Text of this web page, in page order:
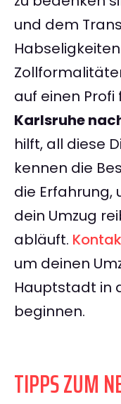
und dem
auf einen Profi
Karlsruhe
hilft, all diese
kennen die
die Erfahrung,
dein Umzug
abläuft.
um deinen
Hauptstadt in
beginnen.
TIPPS ZUM